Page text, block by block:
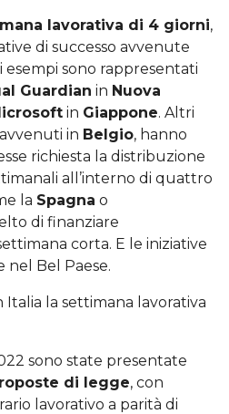
lavorativa di 4 giorni,
di successo avvenute
esempi sono rappresentati
Guardian in Nuova
in Giappone. Altri
in Belgio, hanno
richiesta la distribuzione
all’interno di quattro
la Spagna o
di finanziare
corta. E le iniziative
nel Bel Paese.
Italia la settimana lavorativa
sono state presentate
di legge, con
lavorativo a parità di